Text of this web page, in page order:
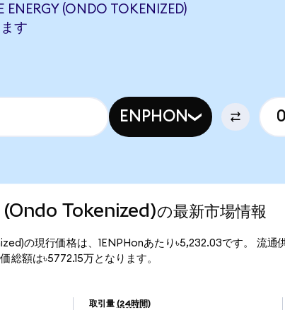
ENERGY (ONDO TOKENIZED)
す
ENPHON
Tokenized)の最新市場情報
の現行価格は、1ENPHonあたり৳5,232.03です。 流通
総額は৳5772.15万となります。
取引量 (24時間)